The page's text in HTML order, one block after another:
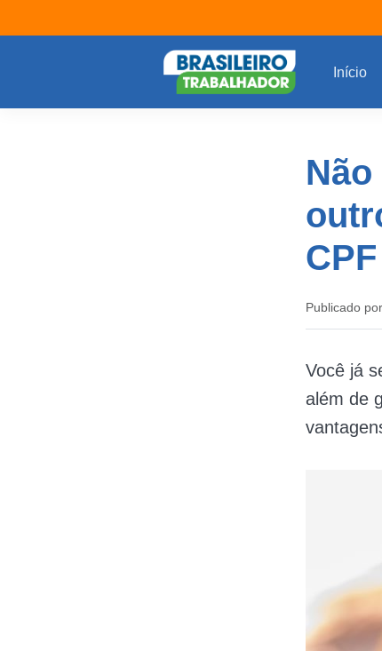
Início
Publicado por
Você já
além de